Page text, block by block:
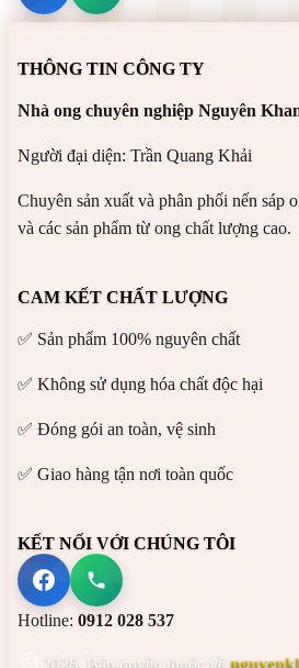
THÔNG TIN CÔNG TY
Nhà ong chuyên nghiệp Nguyên
Người đại diện: Trần Quang Khải
Chuyên sản xuất và phân phối nến sáp
và các sản phẩm từ ong chất lượng cao.
CAM KẾT CHẤT LƯỢNG
✅ Sản phẩm 100% nguyên chất
✅ Không sử dụng hóa chất độc hại
✅ Đóng gói an toàn, vệ sinh
✅ Giao hàng tận nơi toàn quốc
KẾT NỐI VỚI CHÚNG TÔI
Hotline: 0912 028 537
2026 . Bản quyền thuộc về